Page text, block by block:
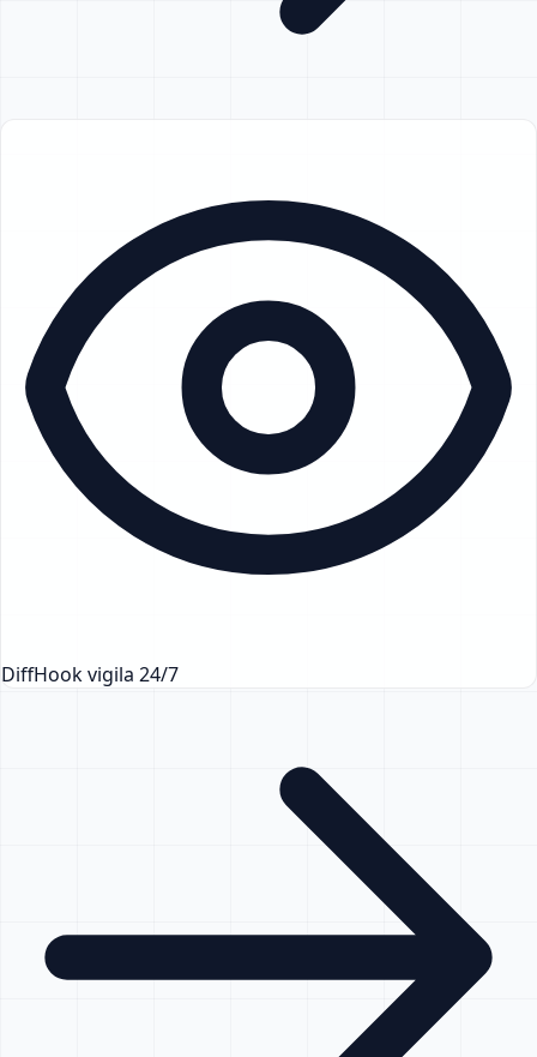
DiffHook vigila 24/7